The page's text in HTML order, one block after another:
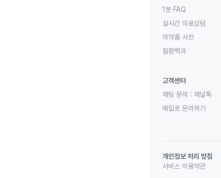
1분 FAQ
실시간 의료상담
의약품 사전
질환백과
고객센터
채팅 문의 : 채널톡
메일로 문의하기
개인정보 처리 방침
서비스 이용약관